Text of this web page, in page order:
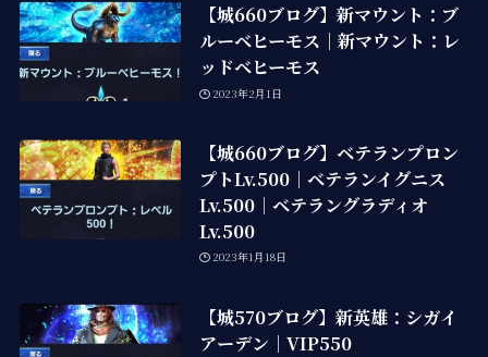
【城660ブログ】新マウント：ブ
ルーベヒーモス｜新マウント：レ
ッドベヒーモス
2023年2月1日
【城660ブログ】ベテランプロン
プトLv.500｜ベテランイグニス
Lv.500｜ベテラングラディオ
Lv.500
2023年1月18日
【城570ブログ】新英雄：シガイ
アーデン｜VIP550